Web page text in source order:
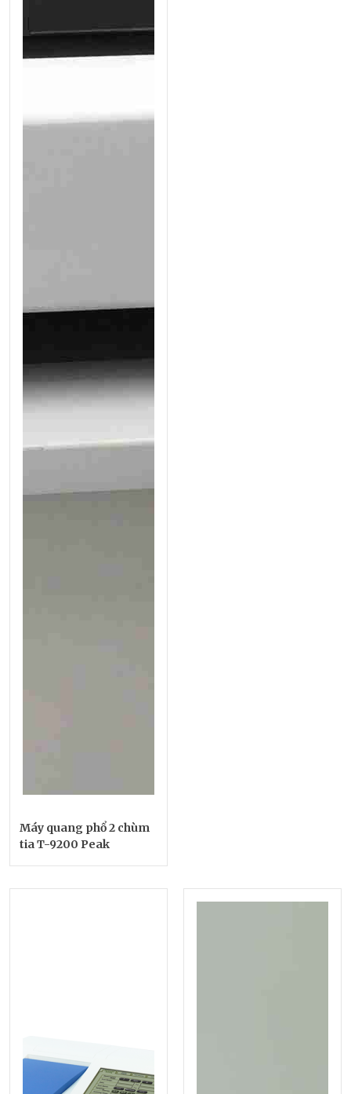
Máy quang phổ 2 chùm
tia T-9200 Peak